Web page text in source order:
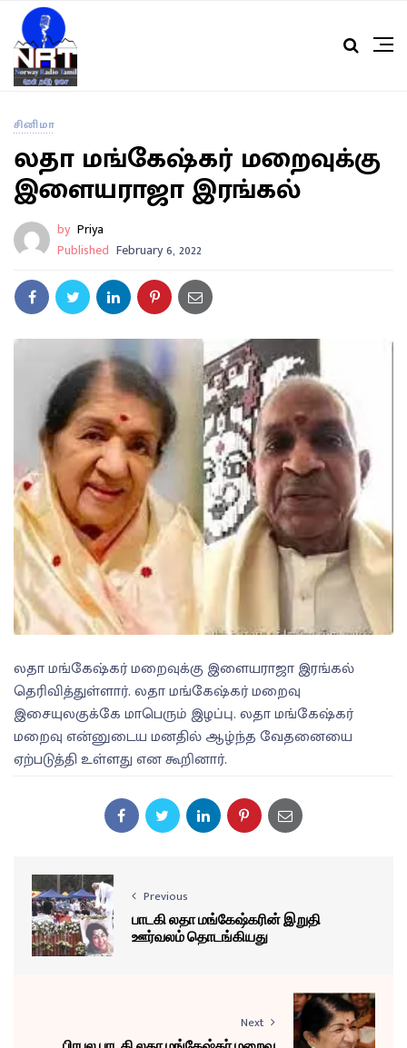
சினிமா
லதா மங்கேஷ்கர் மறைவுக்கு
இளையராஜா இரங்கல்
by Priya
Published February 6, 2022
லதா மங்கேஷ்கர் மறைவுக்கு இளையராஜா இரங்கல்
தெரிவித்துள்ளார். லதா மங்கேஷ்கர் மறைவு
இசையுலகுக்கே மாபெரும் இழப்பு. லதா மங்கேஷ்கர்
மறைவு என்னுடைய மனதில் ஆழ்ந்த வேதனையை
ஏற்படுத்தி உள்ளது என கூறினார்.
Previous
பாடகி லதா மங்கேஷ்கரின் இறுதி
ஊர்வலம் தொடங்கியது
Next